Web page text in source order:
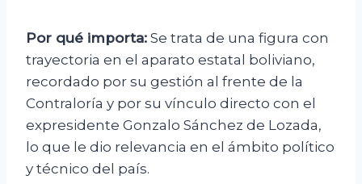
Por qué importa: Se trata de una figura con
trayectoria en el aparato estatal boliviano,
recordado por su gestión al frente de la
Contraloría y por su vínculo directo con el
expresidente Gonzalo Sánchez de Lozada,
lo que le dio relevancia en el ámbito político
y técnico del país.